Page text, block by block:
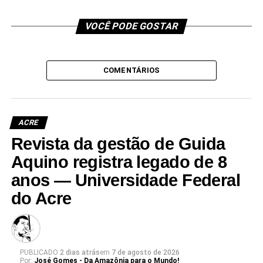
VOCÊ PODE GOSTAR
COMENTÁRIOS
ACRE
Revista da gestão de Guida
Aquino registra legado de 8
anos — Universidade Federal
do Acre
PUBLICADO 2 dias atrásem 7 de agosto de 2026
Por: José Gomes - Da Amazônia para o Mundo!